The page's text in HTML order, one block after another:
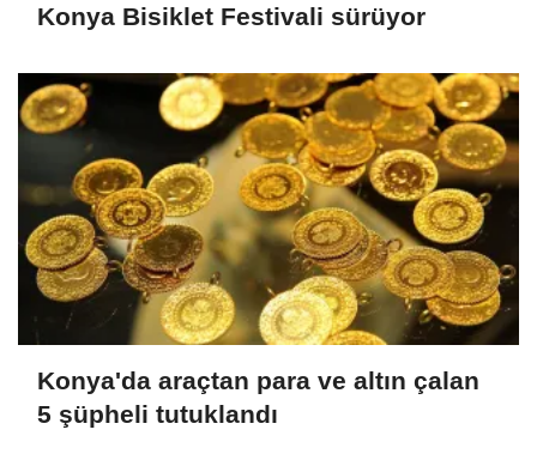
Konya Bisiklet Festivali sürüyor
Konya'da araçtan para ve altın çalan
5 şüpheli tutuklandı